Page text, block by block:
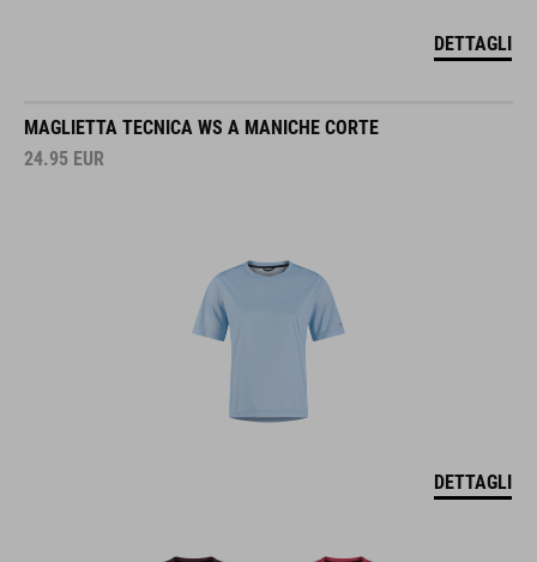
DETTAGLI
MAGLIETTA TECNICA WS A MANICHE CORTE
24.95 EUR
DETTAGLI